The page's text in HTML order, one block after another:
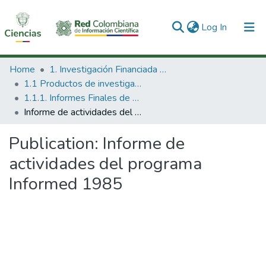
Log In (current)
Communities & Collections
All of DSpace
Statistics
Home
1. Investigación Financiada con Recursos Públicos
1.1 Productos de investigación
1.1.1. Informes Finales de Proyectos de Investigación
Informe de actividades del programa Informed 1985
Publication: Informe de
actividades del programa
Informed 1985